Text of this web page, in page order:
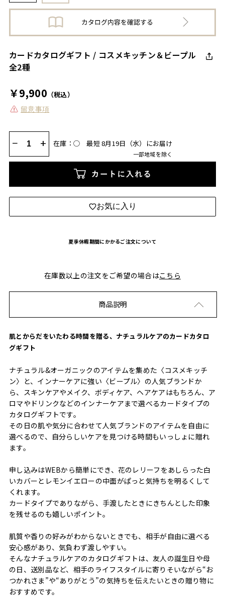
カードカタログギフト / コスメキッチン＆ビープル
全2種
￥9,900 （税込）
留意事項
− + 在庫：◯ 最短 8月19日（水）にお届け
一部地域を除く
カートに入れる
お気に入り
夏季休暇期間にかかるご注文について
在庫数以上の注文をご希望の場合はこちら
商品説明
肌とからだをいたわる時間を贈る、ナチュラルケアのカードカタロ
グギフト
ナチュラル&オーガニックのアイテムを集めた〈コスメキッチ
ン〉と、インナーケアに強い〈ビープル〉の人気ブランドか
ら、スキンケアやメイク、ボディケア、ヘアケアはもちろん、ア
ロマやドリンクなどのインナーケアまで選べるカードタイプの
カタログギフトです。
その日の肌や気分に合わせて人気ブランドのアイテムを自由に
選べるので、自分らしいケアを見つける時間もいっしょに贈れ
ます。
申し込みはWEBから簡単にでき、花のレリーフをあしらった白
いカバーとレモンイエローの中面がぱっと気持ちを明るくして
くれます。
カードタイプでありながら、手渡したときにきちんとした印象
を残せるのも嬉しいポイント。
肌質や香りの好みがわからないときでも、相手が自由に選べる
安心感があり、気負わず渡しやすい。
そんなナチュラルケアのカタログギフトは、友人の誕生日や母
の日、送別品など、相手のライフスタイルに寄りそいながら“お
つかれさま”や“ありがとう”の気持ちを伝えたいときの贈り物に
おすすめです。